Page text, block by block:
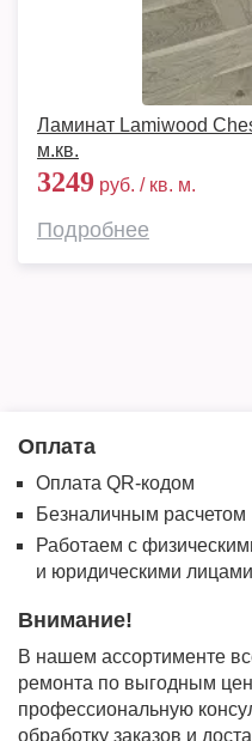
Ламинат Lamiwood
м.кв.
3249 руб. / кв. м.
Подробнее
Оплата
Оплата QR-кодом
Безналичным расчетом
Работаем с
и юридическими
Внимание!
В нашем ассортименте
ремонта по выгодным
профессиональную
обработку заказов и